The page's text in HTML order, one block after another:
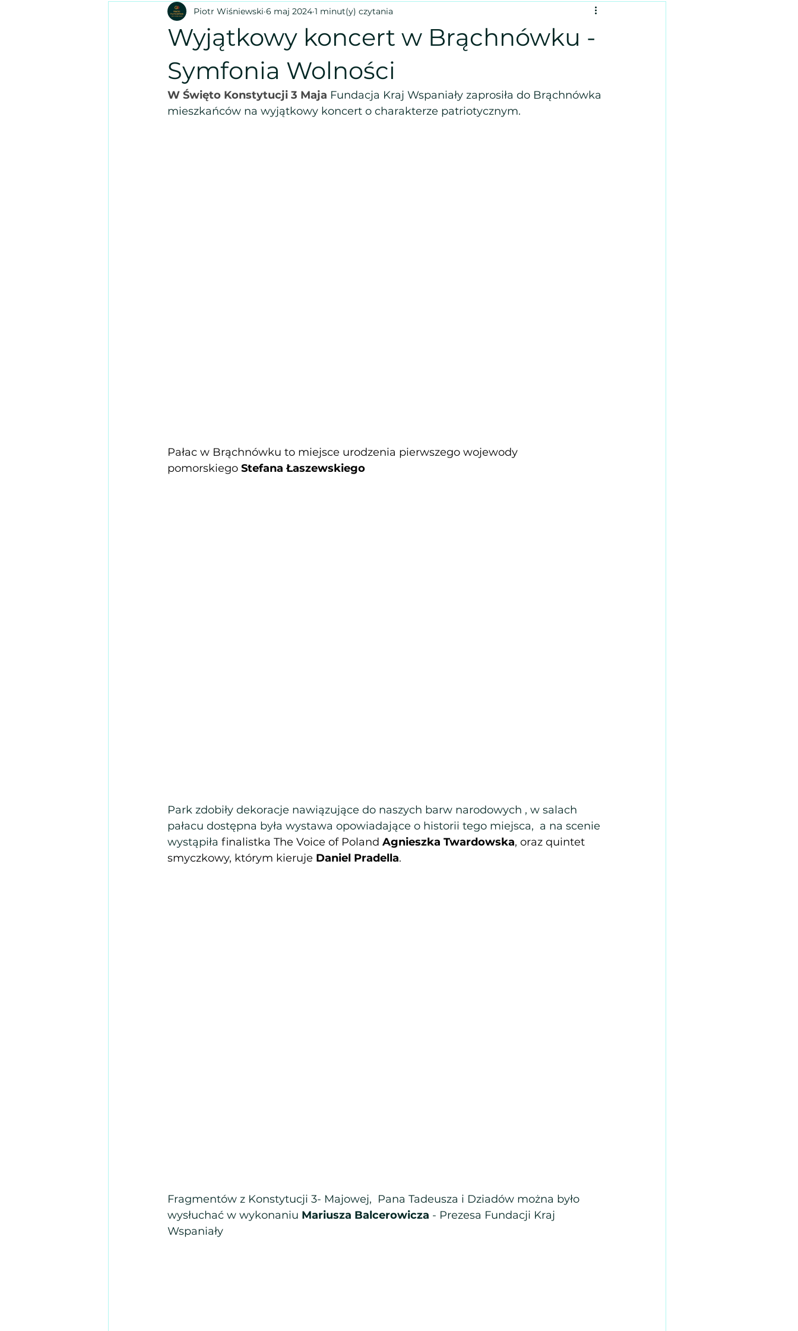
Wyjątkowy koncert w Brąchnówku -
Symfonia Wolności
Piotr Wiśniewski 6 maj 2024 1 minut(y) czytania
W Święto Konstytucji 3 Maja Fundacja Kraj Wspaniały zaprosiła do Brąchnówka
mieszkańców na wyjątkowy koncert o charakterze patriotycznym.
Pałac w Brąchnówku to miejsce urodzenia pierwszego wojewody
pomorskiego Stefana Łaszewskiego
Park zdobiły dekoracje nawiązujące do naszych barw narodowych , w salach
pałacu dostępna była wystawa opowiadające o historii tego miejsca,  a na scenie
wystąpiła finalistka The Voice of Poland Agnieszka Twardowska, oraz quintet
smyczkowy, którym kieruje Daniel Pradella.
Fragmentów z Konstytucji 3- Majowej,  Pana Tadeusza i Dziadów można było
wysłuchać w wykonaniu Mariusza Balcerowicza - Prezesa Fundacji Kraj
Wspaniały